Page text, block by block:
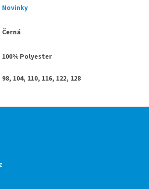
Novinky
Černá
100% Polyester
98, 104, 110, 116, 122, 128